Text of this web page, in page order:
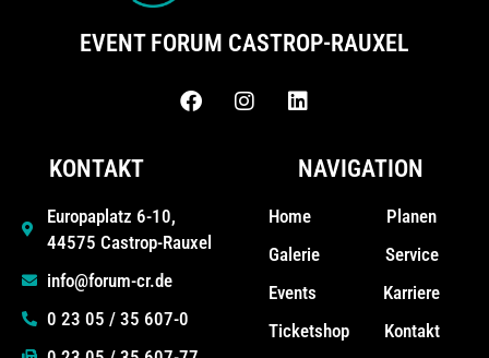
EVENT FORUM CASTROP-RAUXEL
KONTAKT
Europaplatz 6-10,
44575 Castrop-Rauxel
info@forum-cr.de
0 23 05 / 35 607-0
NAVIGATION
Home
Galerie
Events
Ticketshop
Planen
Service
Karriere
Kontakt